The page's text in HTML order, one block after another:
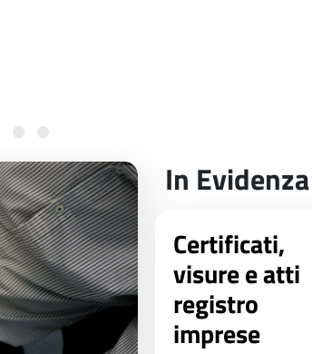
In Evidenza
Certificati,
visure e atti
registro
imprese